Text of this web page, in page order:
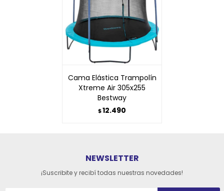
Cama Elástica Trampolín
Xtreme Air 305x255
Bestway
$12.490
NEWSLETTER
¡Suscribite y recibí todas nuestras novedades!